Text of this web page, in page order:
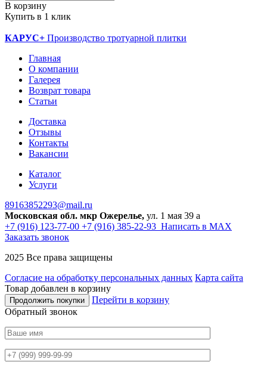
В корзину
Купить в 1 клик
КАРУС+ Производство тротуарной плитки
Главная
О компании
Галерея
Возврат товара
Статьи
Доставка
Отзывы
Контакты
Вакансии
Каталог
Услуги
89163852293@mail.ru
Московская обл. мкр Ожерелье, ул. 1 мая 39 а
+7 (916) 123-77-00 +7 (916) 385-22-93 Написать в MAX
Заказать звонок
2025 Все права защищены
Согласие на обработку персональных данных Карта сайта
Товар добавлен в корзину
Продолжить покупки
Перейти в корзину
Обратный звонок